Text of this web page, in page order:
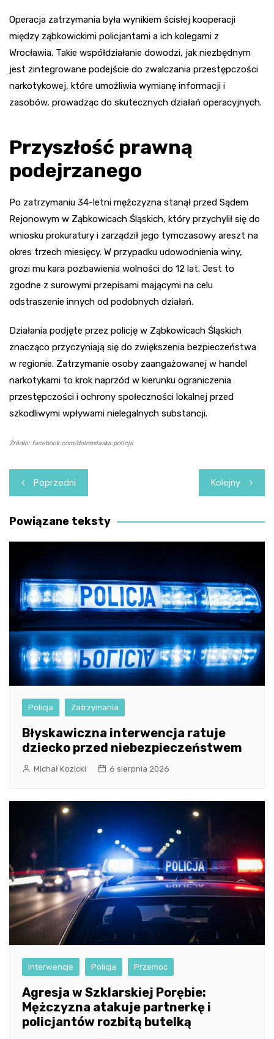
Operacja zatrzymania była wynikiem ścisłej kooperacji
między ząbkowickimi policjantami a ich kolegami z
Wrocławia. Takie współdziałanie dowodzi, jak niezbędnym
jest zintegrowane podejście do zwalczania przestępczości
narkotykowej, które umożliwia wymianę informacji i
zasobów, prowadząc do skutecznych działań operacyjnych.
Przyszłość prawną
podejrzanego
Po zatrzymaniu 34-letni mężczyzna stanął przed Sądem
Rejonowym w Ząbkowicach Śląskich, który przychylił się do
wniosku prokuratury i zarządził jego tymczasowy areszt na
okres trzech miesięcy. W przypadku udowodnienia winy,
grozi mu kara pozbawienia wolności do 12 lat. Jest to
zgodne z surowymi przepisami mającymi na celu
odstraszenie innych od podobnych działań.
Działania podjęte przez policję w Ząbkowicach Śląskich
znacząco przyczyniają się do zwiększenia bezpieczeństwa
w regionie. Zatrzymanie osoby zaangażowanej w handel
narkotykami to krok naprzód w kierunku ograniczenia
przestępczości i ochrony społeczności lokalnej przed
szkodliwymi wpływami nielegalnych substancji.
Źródło: facebook.com/dolnoslaska.policja
Nawigacja
wpisu
Poprzedni Kolejny
Powiązane teksty
Policja Zatrzymania
Błyskawiczna interwencja ratuje
dziecko przed niebezpieczeństwem
Michał Kozicki 6 sierpnia 2026
Interwencje Policja Przemoc
Agresja w Szklarskiej Porębie:
Mężczyzna atakuje partnerkę i
policjantów rozbitą butelką